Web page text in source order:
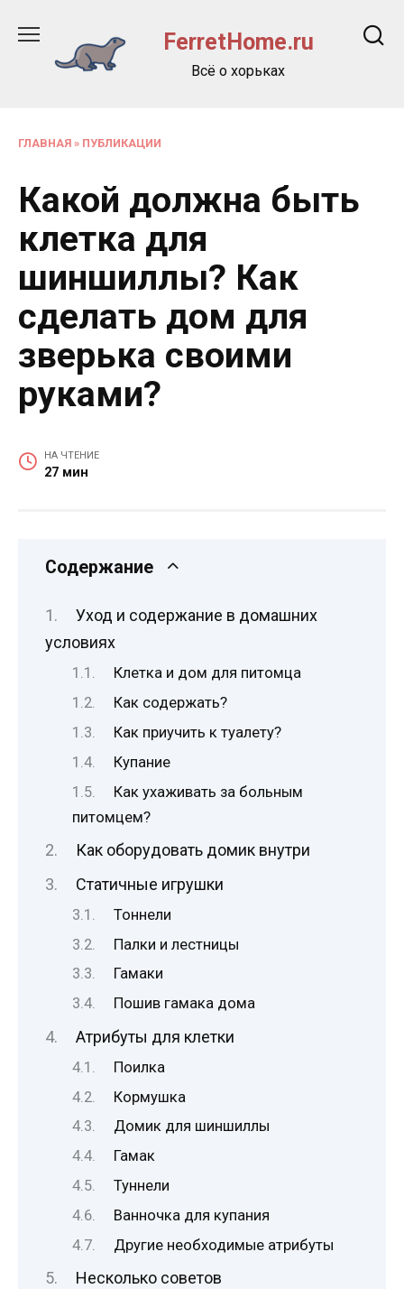
содержанию
FerretHome.ru
Всё о хорьках
ГЛАВНАЯ » ПУБЛИКАЦИИ
Какой должна быть
клетка для
шиншиллы? Как
сделать дом для
зверька своими
руками?
НА ЧТЕНИЕ
27 мин
Содержание
Уход и содержание в домашних
условиях
Клетка и дом для питомца
Как содержать?
Как приучить к туалету?
Купание
Как ухаживать за больным
питомцем?
Как оборудовать домик внутри
Статичные игрушки
Тоннели
Палки и лестницы
Гамаки
Пошив гамака дома
Атрибуты для клетки
Поилка
Кормушка
Домик для шиншиллы
Гамак
Туннели
Ванночка для купания
Другие необходимые атрибуты
Несколько советов